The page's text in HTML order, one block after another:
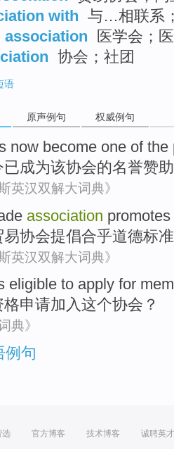
with 与…相联系
association
医学会；
协会；社团
语
原声例句 权威例句
now become one ofthe
已成为该协会的名誉赞
英汉双解大词典》
association promotes
易协会提倡合乎道德标准
英汉双解大词典》
eligible to apply for
格申请加入这个协会？
典》
例句
选 官方博客 技术博客 诚聘英才